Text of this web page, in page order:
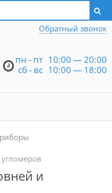
Написать директору
пн - пт 10:00 — 20:00
сб - вс 10:00 — 18:00
Обратный звонок
и